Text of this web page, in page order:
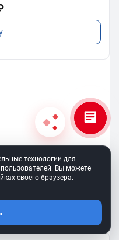
400VS
технологии для
Вы можете
своего браузера.